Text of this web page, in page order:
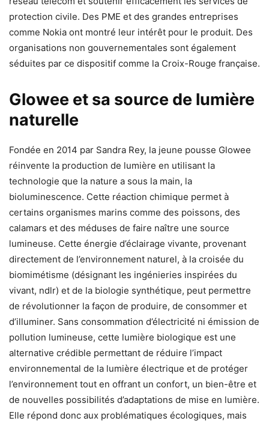
protection civile. Des PME et des grandes entreprises
comme Nokia ont montré leur intérêt pour le produit. Des
organisations non gouvernementales sont également
séduites par ce dispositif comme la Croix-Rouge française.
Glowee et sa source de lumière
naturelle
Fondée en 2014 par Sandra Rey, la jeune pousse Glowee
réinvente la production de lumière en utilisant la
technologie que la nature a sous la main, la
bioluminescence. Cette réaction chimique permet à
certains organismes marins comme des poissons, des
calamars et des méduses de faire naître une source
lumineuse. Cette énergie d’éclairage vivante, provenant
directement de l’environnement naturel, à la croisée du
biomimétisme (désignant les ingénieries inspirées du
vivant, ndlr) et de la biologie synthétique, peut permettre
de révolutionner la façon de produire, de consommer et
d’illuminer. Sans consommation d’électricité ni émission de
pollution lumineuse, cette lumière biologique est une
alternative crédible permettant de réduire l’impact
environnemental de la lumière électrique et de protéger
l’environnement tout en offrant un confort, un bien-être et
de nouvelles possibilités d’adaptations de mise en lumière.
Elle répond donc aux problématiques écologiques, mais